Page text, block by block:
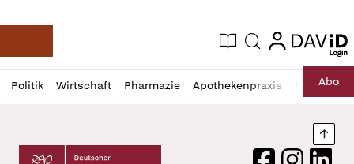
Deutsche Apotheker Zeitung
Aktuelle Ausgabe
Suche login
login
Politik Wirtschaft Pharmazie Apothekenpraxis RechtAbo
Profil
öffnen
Daz
Pur
Deutscher Apotheker Verlag Logo
FacebookInstagram